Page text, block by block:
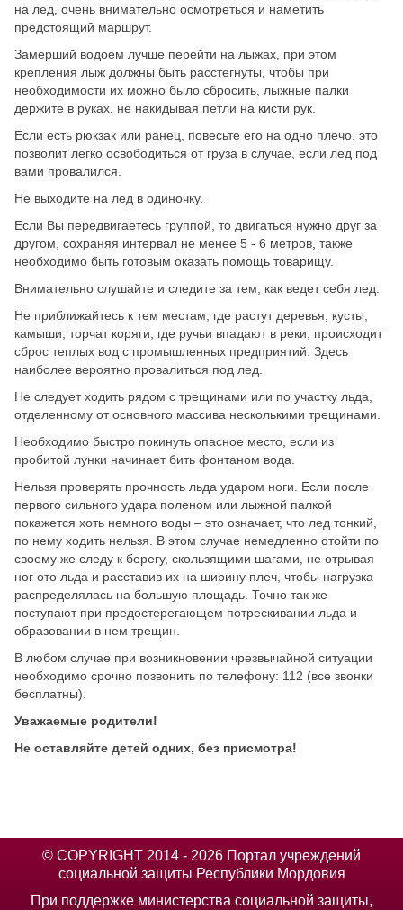
на лед, очень внимательно осмотреться и наметить
предстоящий маршрут.
Замерший водоем лучше перейти на лыжах, при этом
крепления лыж должны быть расстегнуты, чтобы при
необходимости их можно было сбросить, лыжные палки
держите в руках, не накидывая петли на кисти рук.
Если есть рюкзак или ранец, повесьте его на одно плечо, это
позволит легко освободиться от груза в случае, если лед под
вами провалился.
Не выходите на лед в одиночку.
Если Вы передвигаетесь группой, то двигаться нужно друг за
другом, сохраняя интервал не менее 5 - 6 метров, также
необходимо быть готовым оказать помощь товарищу.
Внимательно слушайте и следите за тем, как ведет себя лед.
Не приближайтесь к тем местам, где растут деревья, кусты,
камыши, торчат коряги, где ручьи впадают в реки, происходит
сброс теплых вод с промышленных предприятий. Здесь
наиболее вероятно провалиться под лед.
Не следует ходить рядом с трещинами или по участку льда,
отделенному от основного массива несколькими трещинами.
Необходимо быстро покинуть опасное место, если из
пробитой лунки начинает бить фонтаном вода.
Нельзя проверять прочность льда ударом ноги. Если после
первого сильного удара поленом или лыжной палкой
покажется хоть немного воды – это означает, что лед тонкий,
по нему ходить нельзя. В этом случае немедленно отойти по
своему же следу к берегу, скользящими шагами, не отрывая
ног ото льда и расставив их на ширину плеч, чтобы нагрузка
распределялась на большую площадь. Точно так же
поступают при предостерегающем потрескивании льда и
образовании в нем трещин.
В любом случае при возникновении чрезвычайной ситуации
необходимо срочно позвонить по телефону: 112 (все звонки
бесплатны).
Уважаемые родители!
Не оставляйте детей одних, без присмотра!
© COPYRIGHT 2014 - 2026 Портал учреждений
социальной защиты Республики Мордовия
При поддержке министерства социальной защиты,